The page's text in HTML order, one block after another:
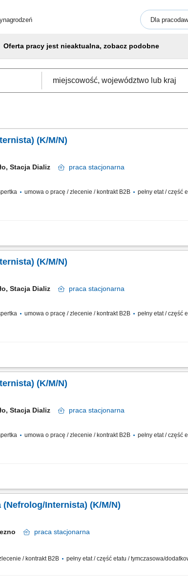
Dla
Oferta pracy jest nieaktualna, zobacz podobne
(K/M/N)
Stacja Dializ praca stacjonarna
umowa o pracę / zlecenie / kontrakt B2B pełny etat / część
z chorobami nerek - od wczesnych stadiów przewlekłej choroby
(K/M/N)
Stacja Dializ praca stacjonarna
umowa o pracę / zlecenie / kontrakt B2B pełny etat / część
z chorobami nerek w różnych stadiach zaawansowania.
(K/M/N)
Stacja Dializ praca stacjonarna
umowa o pracę / zlecenie / kontrakt B2B pełny etat / część
z niewydolnością nerek oraz prowadzenie terapii
Internista) (K/M/N)
praca stacjonarna
/ kontrakt B2B pełny etat / część etatu / tymczasowa/